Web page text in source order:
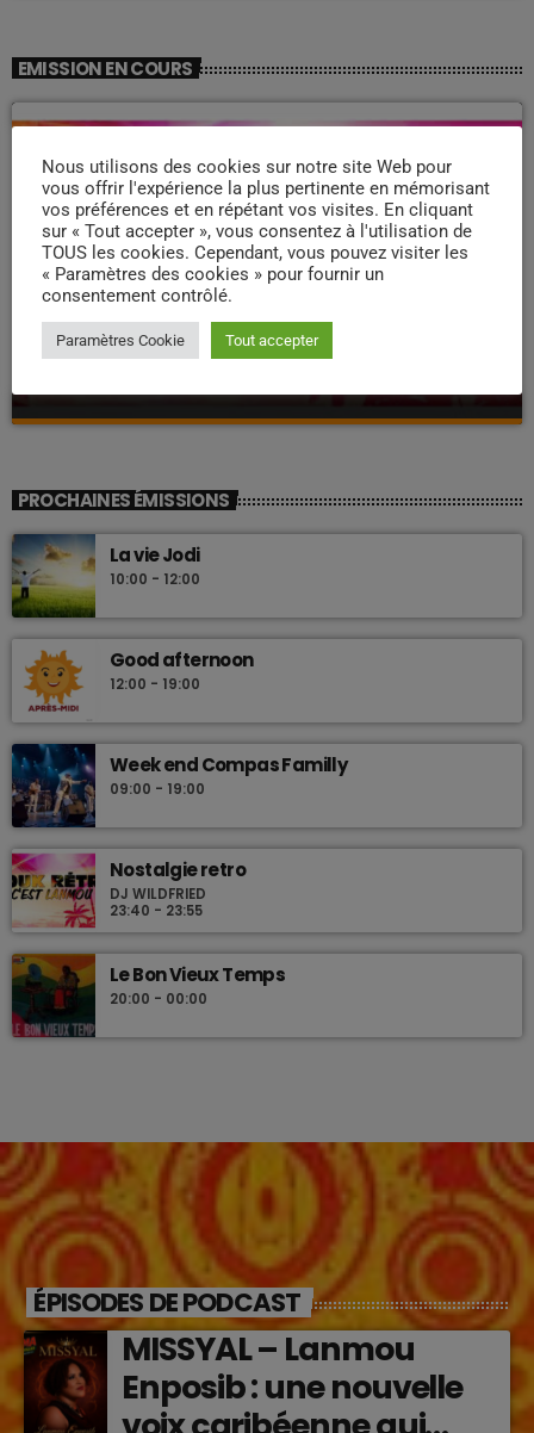
EMISSION EN COURS
Nostalgie retro
Les plus beaux Zouk des années 80
PROCHAINES ÉMISSIONS
La vie Jodi
10:00 - 12:00
Good afternoon
12:00 - 19:00
Week end Compas Familly
09:00 - 19:00
Nostalgie retro
DJ WILDFRIED
23:40 - 23:55
Le Bon Vieux Temps
20:00 - 00:00
ÉPISODES DE PODCAST
MISSYAL – Lanmou
Enposib : une nouvelle
Nous utilisons des cookies sur notre site Web pour
vous offrir l'expérience la plus pertinente en mémorisant
vos préférences et en répétant vos visites. En cliquant
sur « Tout accepter », vous consentez à l'utilisation de
TOUS les cookies. Cependant, vous pouvez visiter les
« Paramètres des cookies » pour fournir un
consentement contrôlé.
Paramètres Cookie Tout accepter